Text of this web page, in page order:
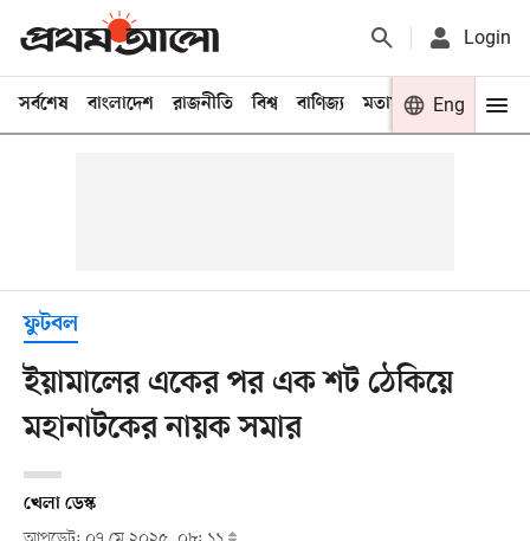
Login
সর্বশেষ বাংলাদেশ রাজনীতি বিশ্ব বাণিজ্য মতামত খেলা
Eng
ফুটবল
ইয়ামালের একের পর এক শট ঠেকিয়ে
মহানাটকের নায়ক সমার
খেলা ডেস্ক